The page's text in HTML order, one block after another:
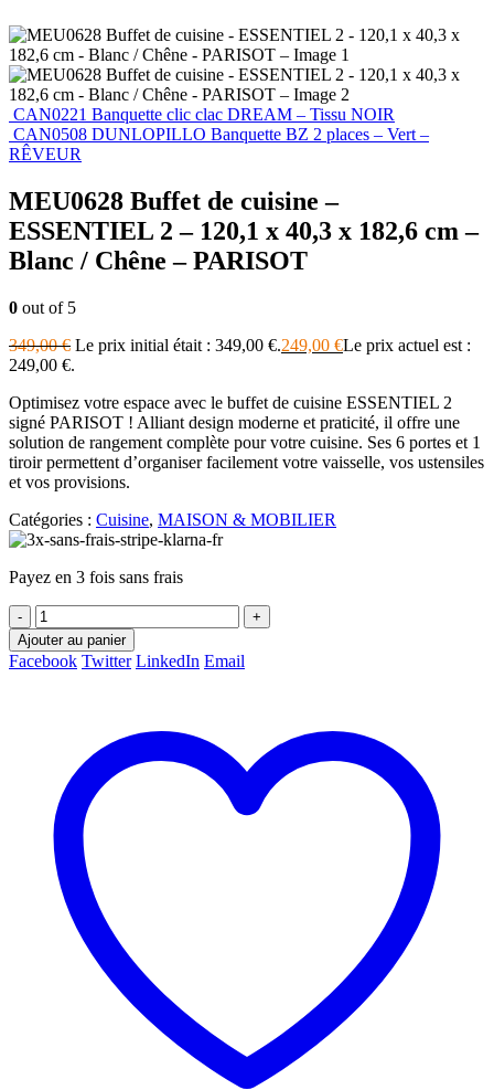
CAN0221 Banquette clic clac DREAM – Tissu NOIR
CAN0508 DUNLOPILLO Banquette BZ 2 places – Vert –
RÊVEUR
MEU0628 Buffet de cuisine –
ESSENTIEL 2 – 120,1 x 40,3 x 182,6 cm –
Blanc / Chêne – PARISOT
0 out of 5
349,00€ Le prix initial était : 349,00 €.249,00 €Le prix actuel est :
249,00 €.
Optimisez votre espace avec le buffet de cuisine ESSENTIEL 2
signé PARISOT ! Alliant design moderne et praticité, il offre une
solution de rangement complète pour votre cuisine. Ses 6 portes et 1
tiroir permettent d’organiser facilement votre vaisselle, vos ustensiles
et vos provisions.
Catégories : Cuisine, MAISON & MOBILIER
Payez en 3 fois sans frais
-
+
Ajouter au panier
Facebook Twitter LinkedIn Email